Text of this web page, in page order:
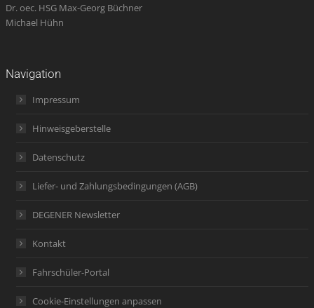
Dr. oec. HSG Max-Georg Büchner
Michael Hühn
Navigation
Impressum
Hinweisgeberstelle
Datenschutz
Liefer- und Zahlungsbedingungen (AGB)
DEGENER Newsletter
Kontakt
Fahrschüler-Portal
Cookie-Einstellungen anpassen